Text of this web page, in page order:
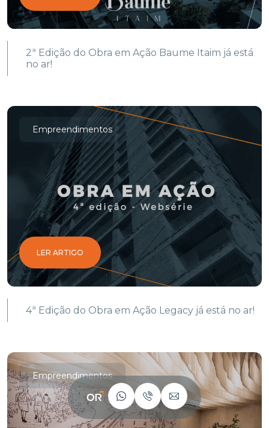
2ª Edição do Obra em Ação Baume Itaim já está
no ar!
Empreendimentos
LER ARTIGO
4ª Edição do Obra em Ação Legacy já está no ar!
Empreendimentos